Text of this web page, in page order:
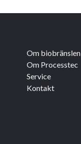
Om biobränslen
Om Processtec
Service
Kontakt